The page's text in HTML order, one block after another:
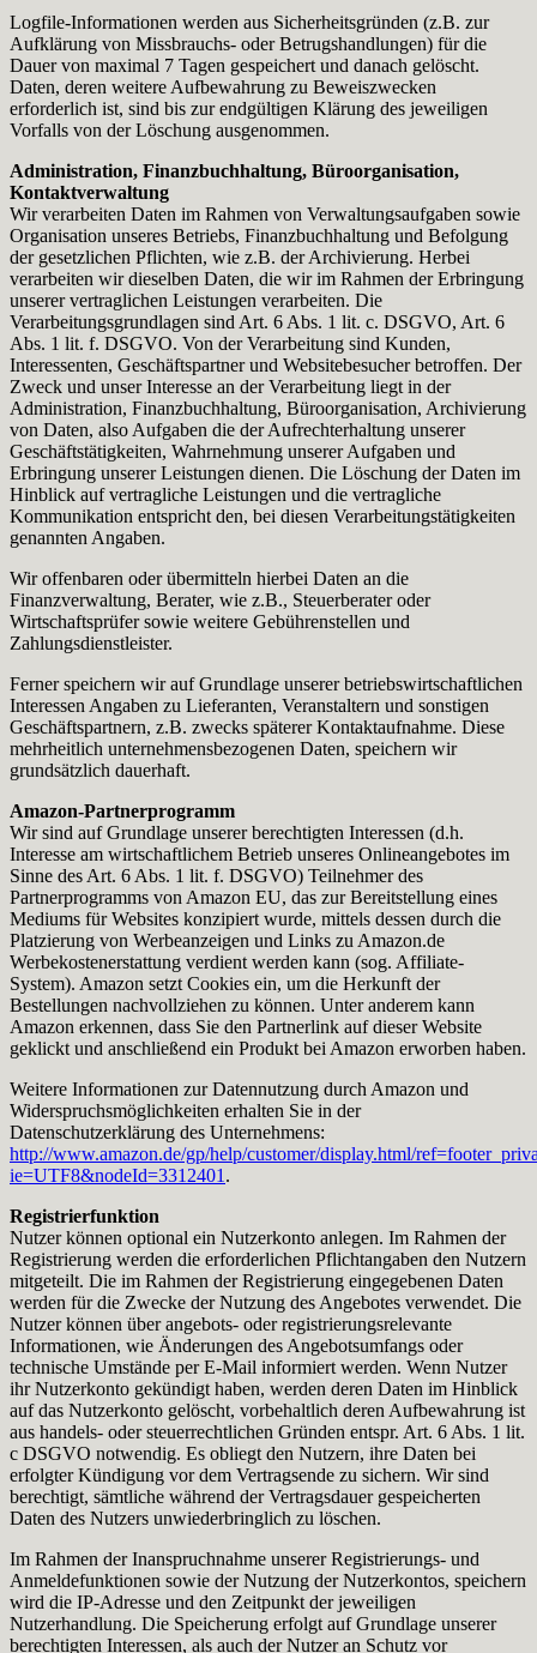
Logfile-Informationen werden aus Sicherheitsgründen (z.B. zur
Aufklärung von Missbrauchs- oder Betrugshandlungen) für die
Dauer von maximal 7 Tagen gespeichert und danach gelöscht.
Daten, deren weitere Aufbewahrung zu Beweiszwecken
erforderlich ist, sind bis zur endgültigen Klärung des jeweiligen
Vorfalls von der Löschung ausgenommen.
Administration, Finanzbuchhaltung, Büroorganisation,
Kontaktverwaltung
Wir verarbeiten Daten im Rahmen von Verwaltungsaufgaben sowie
Organisation unseres Betriebs, Finanzbuchhaltung und Befolgung
der gesetzlichen Pflichten, wie z.B. der Archivierung. Herbei
verarbeiten wir dieselben Daten, die wir im Rahmen der Erbringung
unserer vertraglichen Leistungen verarbeiten. Die
Verarbeitungsgrundlagen sind Art. 6 Abs. 1 lit. c. DSGVO, Art. 6
Abs. 1 lit. f. DSGVO. Von der Verarbeitung sind Kunden,
Interessenten, Geschäftspartner und Websitebesucher betroffen. Der
Zweck und unser Interesse an der Verarbeitung liegt in der
Administration, Finanzbuchhaltung, Büroorganisation, Archivierung
von Daten, also Aufgaben die der Aufrechterhaltung unserer
Geschäftstätigkeiten, Wahrnehmung unserer Aufgaben und
Erbringung unserer Leistungen dienen. Die Löschung der Daten im
Hinblick auf vertragliche Leistungen und die vertragliche
Kommunikation entspricht den, bei diesen Verarbeitungstätigkeiten
genannten Angaben.
Wir offenbaren oder übermitteln hierbei Daten an die
Finanzverwaltung, Berater, wie z.B., Steuerberater oder
Wirtschaftsprüfer sowie weitere Gebührenstellen und
Zahlungsdienstleister.
Ferner speichern wir auf Grundlage unserer betriebswirtschaftlichen
Interessen Angaben zu Lieferanten, Veranstaltern und sonstigen
Geschäftspartnern, z.B. zwecks späterer Kontaktaufnahme. Diese
mehrheitlich unternehmensbezogenen Daten, speichern wir
grundsätzlich dauerhaft.
Amazon-Partnerprogramm
Wir sind auf Grundlage unserer berechtigten Interessen (d.h.
Interesse am wirtschaftlichem Betrieb unseres Onlineangebotes im
Sinne des Art. 6 Abs. 1 lit. f. DSGVO) Teilnehmer des
Partnerprogramms von Amazon EU, das zur Bereitstellung eines
Mediums für Websites konzipiert wurde, mittels dessen durch die
Platzierung von Werbeanzeigen und Links zu Amazon.de
Werbekostenerstattung verdient werden kann (sog. Affiliate-
System). Amazon setzt Cookies ein, um die Herkunft der
Bestellungen nachvollziehen zu können. Unter anderem kann
Amazon erkennen, dass Sie den Partnerlink auf dieser Website
geklickt und anschließend ein Produkt bei Amazon erworben haben.
Weitere Informationen zur Datennutzung durch Amazon und
Widerspruchsmöglichkeiten erhalten Sie in der
Datenschutzerklärung des Unternehmens:
http://www.amazon.de/gp/help/customer/display.html/
ie=UTF8&nodeId=3312401 .
Registrierfunktion
Nutzer können optional ein Nutzerkonto anlegen. Im Rahmen der
Registrierung werden die erforderlichen Pflichtangaben den Nutzern
mitgeteilt. Die im Rahmen der Registrierung eingegebenen Daten
werden für die Zwecke der Nutzung des Angebotes verwendet. Die
Nutzer können über angebots- oder registrierungsrelevante
Informationen, wie Änderungen des Angebotsumfangs oder
technische Umstände per E-Mail informiert werden. Wenn Nutzer
ihr Nutzerkonto gekündigt haben, werden deren Daten im Hinblick
auf das Nutzerkonto gelöscht, vorbehaltlich deren Aufbewahrung ist
aus handels- oder steuerrechtlichen Gründen entspr. Art. 6 Abs. 1 lit.
c DSGVO notwendig. Es obliegt den Nutzern, ihre Daten bei
erfolgter Kündigung vor dem Vertragsende zu sichern. Wir sind
berechtigt, sämtliche während der Vertragsdauer gespeicherten
Daten des Nutzers unwiederbringlich zu löschen.
Im Rahmen der Inanspruchnahme unserer Registrierungs- und
Anmeldefunktionen sowie der Nutzung der Nutzerkontos, speichern
wird die IP-Adresse und den Zeitpunkt der jeweiligen
Nutzerhandlung. Die Speicherung erfolgt auf Grundlage unserer
berechtigten Interessen, als auch der Nutzer an Schutz vor